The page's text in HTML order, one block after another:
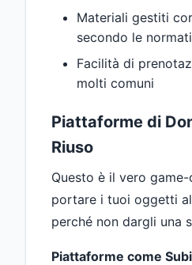
Materiali gestiti
secondo le
Facilità di
molti comuni
Piattaforme di
Riuso
Questo è il vero
portare i tuoi oggetti
perché non dargli una
Piattaforme come